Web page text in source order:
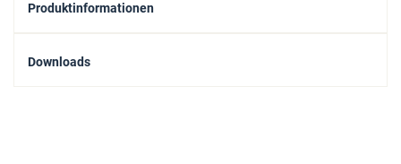
Produktinformationen
Downloads